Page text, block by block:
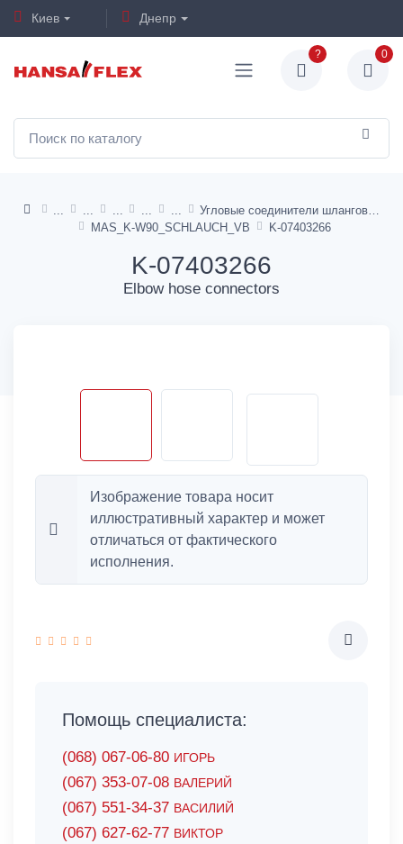
Киев Днепр
? 0
MAS_K-W90_SCHLAUCH_VB
K-07403266
K-07403266
Elbow hose connectors
Изображение товара носит
иллюстративный характер и может
отличаться от фактического
исполнения.
Помощь специалиста:
(068) 067-06-80 ИГОРЬ
(067) 353-07-08 ВАЛЕРИЙ
(067) 551-34-37 ВАСИЛИЙ
(067) 627-62-77 ВИКТОР